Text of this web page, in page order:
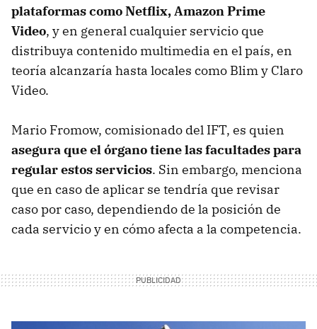
plataformas como Netflix, Amazon Prime
Video, y en general cualquier servicio que
distribuya contenido multimedia en el país, en
teoría alcanzaría hasta locales como Blim y Claro
Video.
Mario Fromow, comisionado del IFT, es quien
asegura que el órgano tiene las facultades para
regular estos servicios. Sin embargo, menciona
que en caso de aplicar se tendría que revisar
caso por caso, dependiendo de la posición de
cada servicio y en cómo afecta a la competencia.